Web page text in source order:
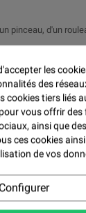
pinceau, d'un
chaque couche.
pour une
pour une
pour une
au moins 2 à 3
les
des
cookies tiers liés
vous offrir
ainsi que
ces cookies
de vos
Configurer